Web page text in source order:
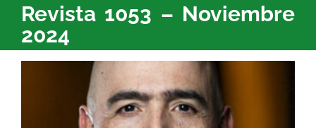
Revista 1053 – Noviembre
2024